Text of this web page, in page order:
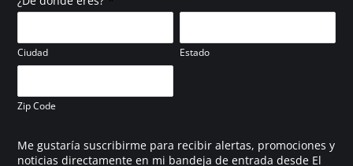
Ciudad Estado
Zip Code
Me gustaría suscribirme para recibir alertas, promociones y
noticias directamente en mi bandeja de entrada desde El